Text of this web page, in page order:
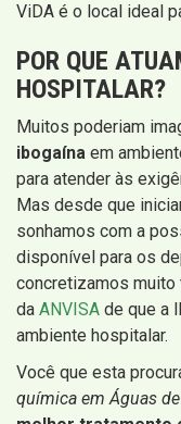
ViDA é o local ideal
POR QUE
HOSPITALAR?
Muitos poderiam
ibogaína em
para atender às
Mas desde que
sonhamos com a
disponível para os
concretizamos muito
da ANVISA de que a
ambiente hospitalar.
Você que esta
química em Águas